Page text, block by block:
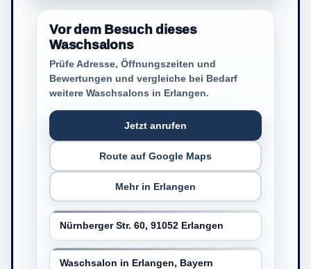
Vor dem Besuch dieses
Waschsalons
Prüfe Adresse, Öffnungszeiten und
Bewertungen und vergleiche bei Bedarf
weitere Waschsalons in Erlangen.
Jetzt anrufen
Route auf Google Maps
Mehr in Erlangen
Nürnberger Str. 60, 91052 Erlangen
Waschsalon in Erlangen, Bayern